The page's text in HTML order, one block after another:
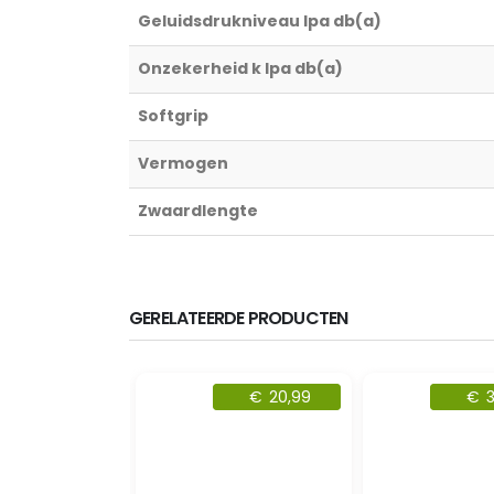
Geluidsdrukniveau lpa db(a)
Onzekerheid k lpa db(a)
Softgrip
Vermogen
Zwaardlengte
GERELATEERDE PRODUCTEN
€ 20,99 €